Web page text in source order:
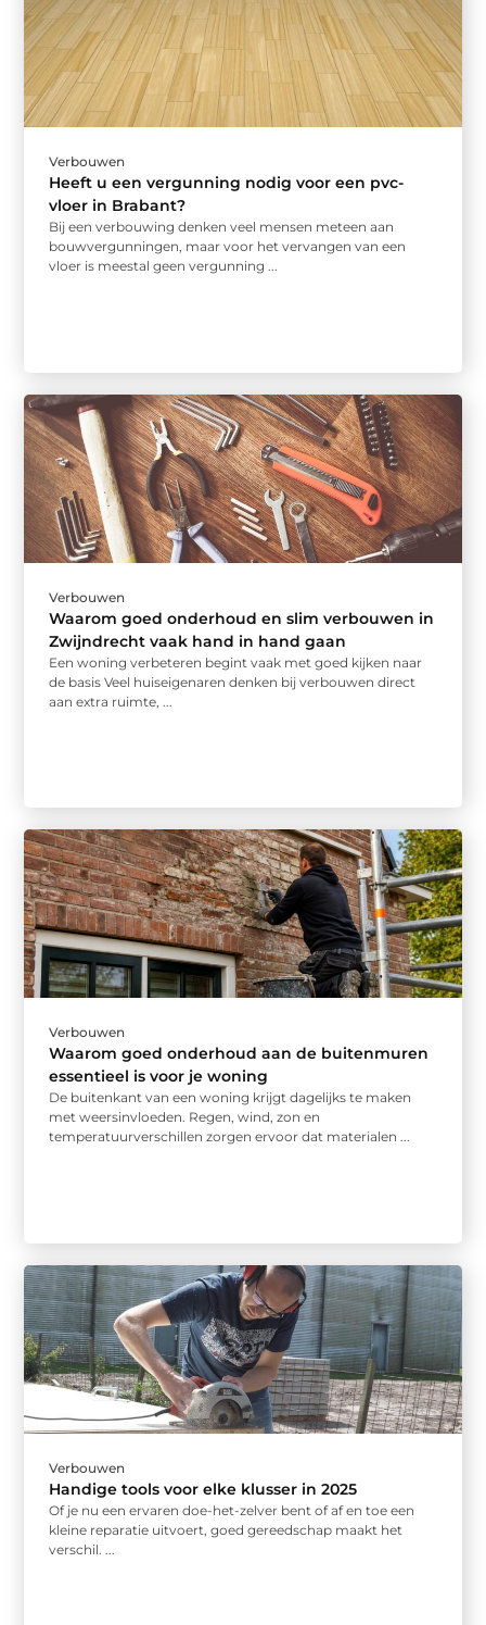
Verbouwen
Heeft u een vergunning nodig voor een pvc-
vloer in Brabant?
Bij een verbouwing denken veel mensen meteen aan
bouwvergunningen, maar voor het vervangen van een
vloer is meestal geen vergunning ...
Verbouwen
Waarom goed onderhoud en slim verbouwen in
Zwijndrecht vaak hand in hand gaan
Een woning verbeteren begint vaak met goed kijken naar
de basis Veel huiseigenaren denken bij verbouwen direct
aan extra ruimte, ...
Verbouwen
Waarom goed onderhoud aan de buitenmuren
essentieel is voor je woning
De buitenkant van een woning krijgt dagelijks te maken
met weersinvloeden. Regen, wind, zon en
temperatuurverschillen zorgen ervoor dat materialen ...
Verbouwen
Handige tools voor elke klusser in 2025
Of je nu een ervaren doe-het-zelver bent of af en toe een
kleine reparatie uitvoert, goed gereedschap maakt het
verschil. ...